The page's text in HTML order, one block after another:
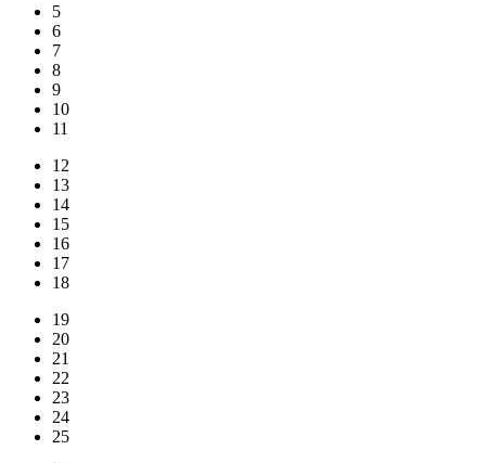
5
6
7
8
9
10
11
12
13
14
15
16
17
18
19
20
21
22
23
24
25